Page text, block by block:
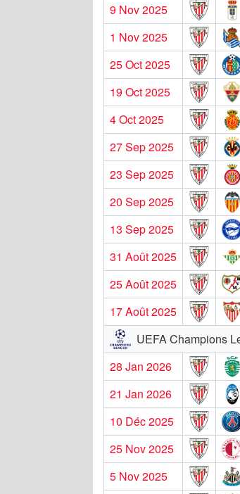
9 Nov 2025
1 Nov 2025
25 Oct 2025
19 Oct 2025
4 Oct 2025
27 Sep 2025
23 Sep 2025
20 Sep 2025
13 Sep 2025
31 Août 2025
25 Août 2025
17 Août 2025
UEFA Champions
28 Jan 2026
21 Jan 2026
10 Déc 2025
25 Nov 2025
5 Nov 2025